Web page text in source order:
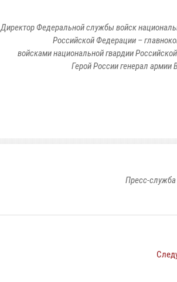
Директор Федеральной службы войск
Российской Федерации –
войсками национальной гвардии
Герой России генерал армии
Пресс-служба